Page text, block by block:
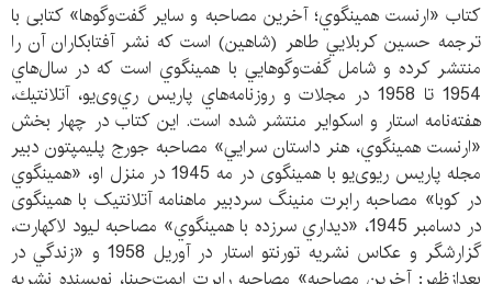
كتاب «ارنست همينگوي؛ آخرين مصاحبه و ساير گفت‌وگو‌ها» کتابی با
ترجمه حسين كربلايي طاهر (شاهين) است که نشر آفتابكاران آن را
منتشر کرده و شامل گفت‌وگوهايي با همينگوي است كه در سال‌هاي
1954 تا 1958 در مجلات و روزنامه‌هاي پاريس ري‌و‌ی‌يو، آتلانتيك،
هفته‌نامه استار و اسكواير منتشر شده است. این کتاب در چهار بخش
«ارنست همينگوي، هنر داستان سرايي» مصاحبه‌ جورج پلیمپتون دبیر
مجله پاریس ریوی‌یو با همینگوی در مه 1945 در منزل او، «همينگوي
در كوبا» مصاحبه رابرت منینگ سردبیر ماهنامه آتلانتیک با همینگوی
در دسامبر 1945، «ديداري سرزده با همينگوي» مصاحبه لیود لاکهارت،
گزارشگر و عکاس نشریه تورنتو استار در آوریل 1958 و «زندگي در